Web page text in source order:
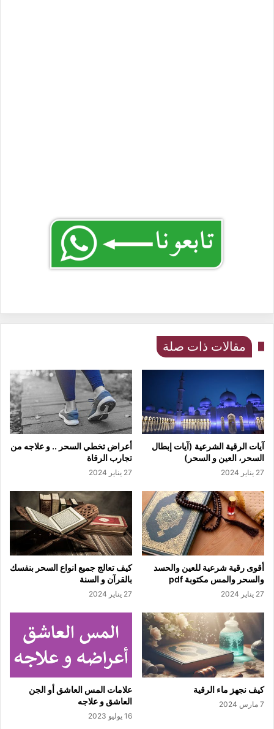
مقالات ذات صلة
آيات الرقية الشرعية (آيات إبطال
السحر، العين و السحر)
27 يناير 2024
أعراض تخطي السحر .. و علاجه من
تجارب الرقاة
27 يناير 2024
أقوى رقية شرعية للعين والحسد
والسحر والمس مكتوبة pdf
27 يناير 2024
كيف تعالج جميع انواع السحر بنفسك
بالقرآن و السنة
27 يناير 2024
كيف نجهز ماء الرقية
7 مارس 2024
علامات المس العاشق أو الجن
العاشق و علاجه
16 يوليو 2023